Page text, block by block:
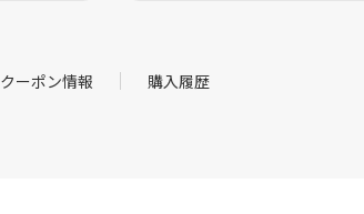
クーポン情報 購入履歴